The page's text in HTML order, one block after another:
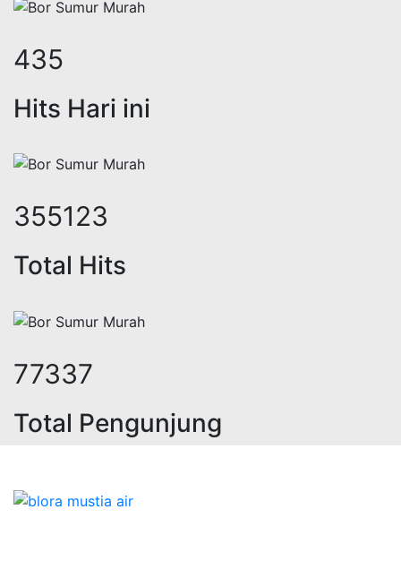
519
Hits Hari ini
427568
Total Hits
93114
Total Pengunjung